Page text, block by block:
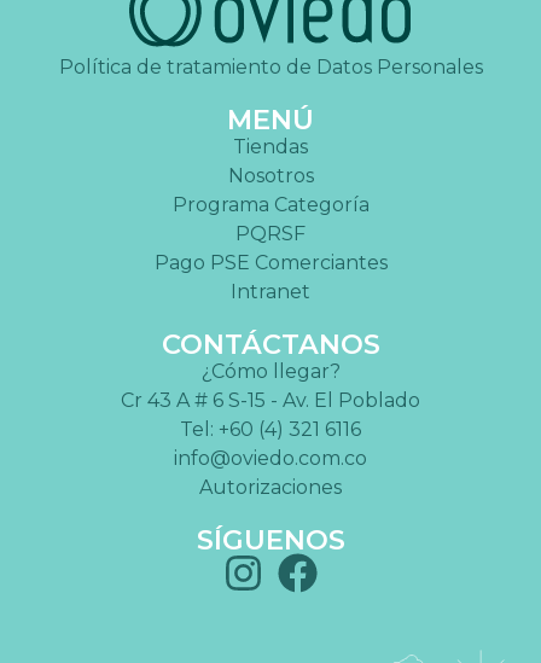
Política de tratamiento de Datos Personales
MENÚ
Tiendas
Nosotros
Programa Categoría
PQRSF
Pago PSE Comerciantes
Intranet
CONTÁCTANOS
¿Cómo llegar?
Cr 43 A # 6 S-15 - Av. El Poblado
Tel: +60 (4) 321 6116
info@oviedo.com.co
Autorizaciones
SÍGUENOS